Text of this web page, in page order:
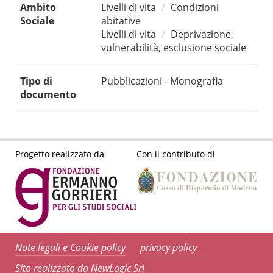
Ambito
Sociale
Livelli di vita
Condizioni
abitative
Livelli di vita
Deprivazione,
vulnerabilità, esclusione sociale
Tipo di
documento
Pubblicazioni - Monografia
Progetto realizzato da Con il contributo di
Note legali e Cookie policy
privacy policy
Sito realizzato da NewLogic Srl